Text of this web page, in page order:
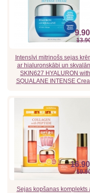
Intensīvi mitrinošs sejas
ar hialuronskābi un
SKIN627 HYALURON with
SQUALANE INTENSE
Sejas kopšanas komplekts